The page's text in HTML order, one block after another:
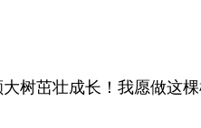
树茁壮成长！我愿做这